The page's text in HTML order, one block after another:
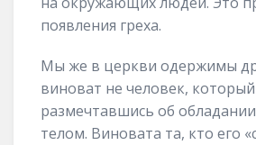
появления греха.
Мы же в церкви одержимы
виноват не человек,
размечтавшись об
телом. Виновата та, кто его